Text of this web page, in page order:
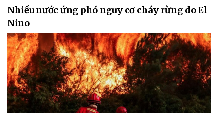
Nhiều nước ứng phó nguy cơ cháy rừng do El
Nino